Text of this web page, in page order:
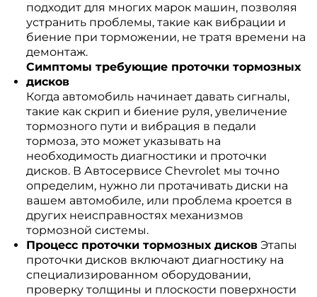
подходит для многих марок машин, позволяя
устранить проблемы, такие как вибрации и
биение при торможении, не тратя времени на
демонтаж.
Симптомы требующие проточки тормозных
дисков
Когда автомобиль начинает давать сигналы,
такие как скрип и биение руля, увеличение
тормозного пути и вибрация в педали
тормоза, это может указывать на
необходимость диагностики и проточки
дисков. В Автосервисе Chevrolet мы точно
определим, нужно ли протачивать диски на
вашем автомобиле, или проблема кроется в
других неисправностях механизмов
тормозной системы.
Процесс проточки тормозных дисковЭтапы
проточки дисков включают диагностику на
специализированном оборудовании,
проверку толщины и плоскости поверхности